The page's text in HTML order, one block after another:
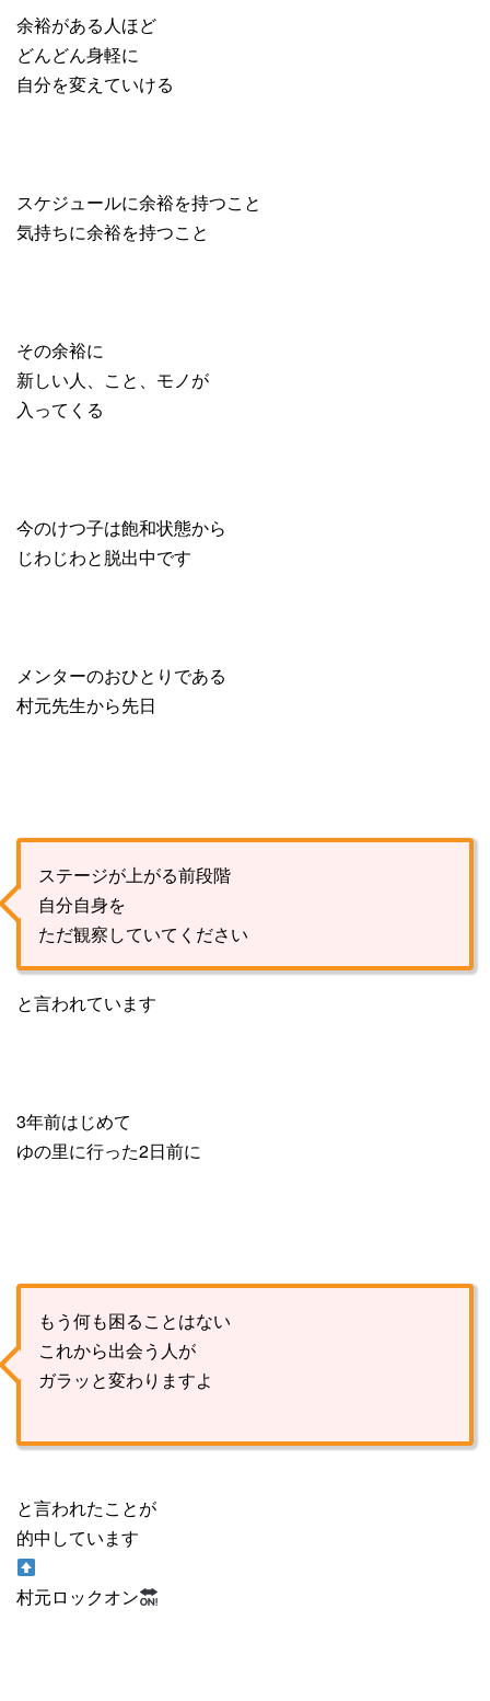
余裕がある人ほど
どんどん身軽に
自分を変えていける
スケジュールに余裕を持つこと
気持ちに余裕を持つこと
その余裕に
新しい人、こと、モノが
入ってくる
今のけつ子は飽和状態から
じわじわと脱出中です
メンターのおひとりである
村元先生から先日
ステージが上がる前段階
自分自身を
ただ観察していてください
と言われています
3年前はじめて
ゆの里に行った2日前に
もう何も困ることはない
これから出会う人が
ガラッと変わりますよ
と言われたことが
的中しています
村元ロックオン